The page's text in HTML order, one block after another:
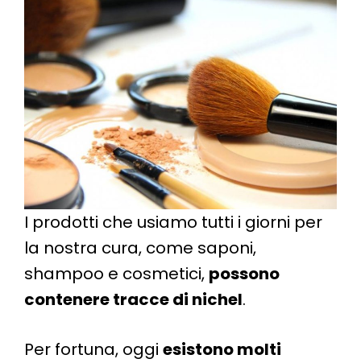
I prodotti che usiamo tutti i giorni per
la nostra cura, come saponi,
shampoo e cosmetici, possono
contenere tracce di nichel.
Per fortuna, oggi esistono molti